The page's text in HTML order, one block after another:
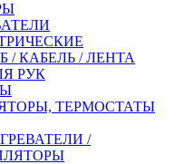
/ КАБЕЛЬ / ЛЕНТА
РУК
ТЕРМОСТАТЫ
/